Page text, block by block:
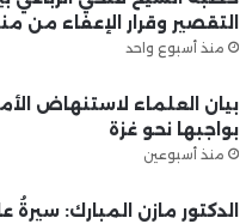
التقصير وقرار الإعفاء من
منذ أسبوع واحد
بيان العلماء لاستنهاض
بواجبها نحو غزة
منذ أسبوعين
الدكتور مازن المبارك: سيرةُ